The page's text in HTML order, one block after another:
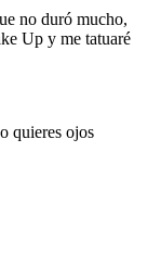
no duró mucho,
Up y me tatuaré
quieres ojos